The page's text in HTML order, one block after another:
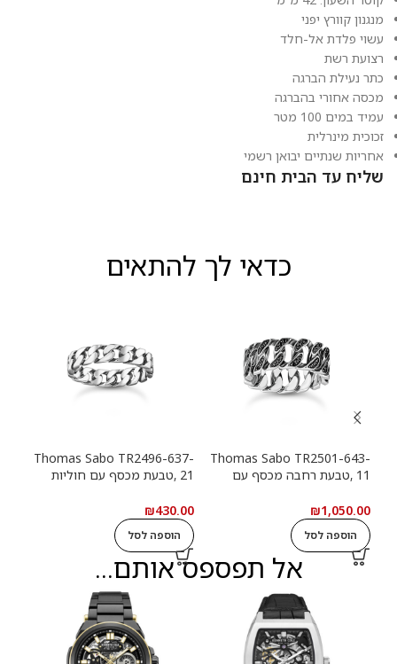
מנגנון קוורץ יפני
עשוי פלדת אל-חלד
רצועת רשת
כתר נעילת הברגה
מכסה אחורי בהברגה
עמיד במים 100 מטר
זכוכית מינרלית
אחריות שנתיים יבואן רשמי
שליח עד הבית חינם
כדאי לך להתאים
Thomas Sabo TR2501-643-
11 ,טבעת רחבה מכסף עם
₪1,050.00
הוספה לסל
Thomas Sabo TR2496-637-
21 ,טבעת מכסף עם חוליות
₪430.00
הוספה לסל
אל תפספס אותם...